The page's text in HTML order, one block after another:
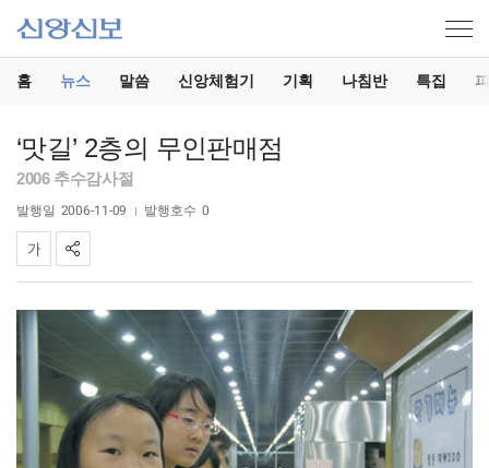
홈 뉴스 말씀 신앙체험기 기획 나침반 특집
‘맛길’ 2층의 무인판매점
2006 추수감사절
발행일 2006-11-09 발행호수 0